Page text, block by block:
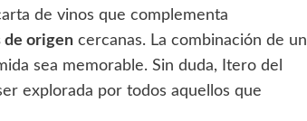
de vinos que complementa
de origen cercanas. La combinación de un
sea memorable. Sin duda, Itero del
explorada por todos aquellos que